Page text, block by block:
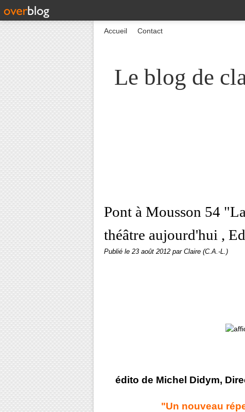
Le blog de
Accueil Contact
Pont à Mousson 54
théâtre aujourd'hui ,
Publié le 23 août 2012 par Claire (C.A.-L.)
édito de Michel Didym,
"Un nouveau